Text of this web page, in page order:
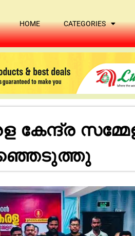
HOME CATEGORIES